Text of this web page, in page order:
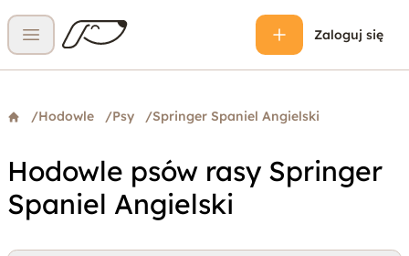
Otwórz menu
Zaloguj się
/Hodowle /Psy /Springer Spaniel Angielski
Hodowle psów rasy Springer
Spaniel Angielski